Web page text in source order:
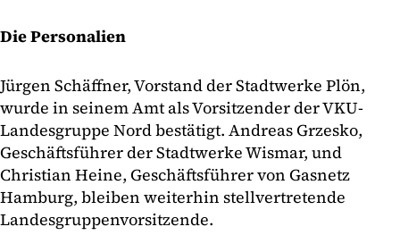
Die Personalien
Jürgen Schäffner, Vorstand der Stadtwerke Plön,
wurde in seinem Amt als Vorsitzender der VKU-
Landesgruppe Nord bestätigt. Andreas Grzesko,
Geschäftsführer der Stadtwerke Wismar, und
Christian Heine, Geschäftsführer von Gasnetz
Hamburg, bleiben weiterhin stellvertretende
Landesgruppenvorsitzende.